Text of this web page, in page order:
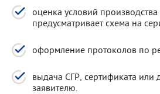
оценка условий производства
предусматривает схема на
оформление протоколов по
выдача СГР, сертификата или
заявителю.